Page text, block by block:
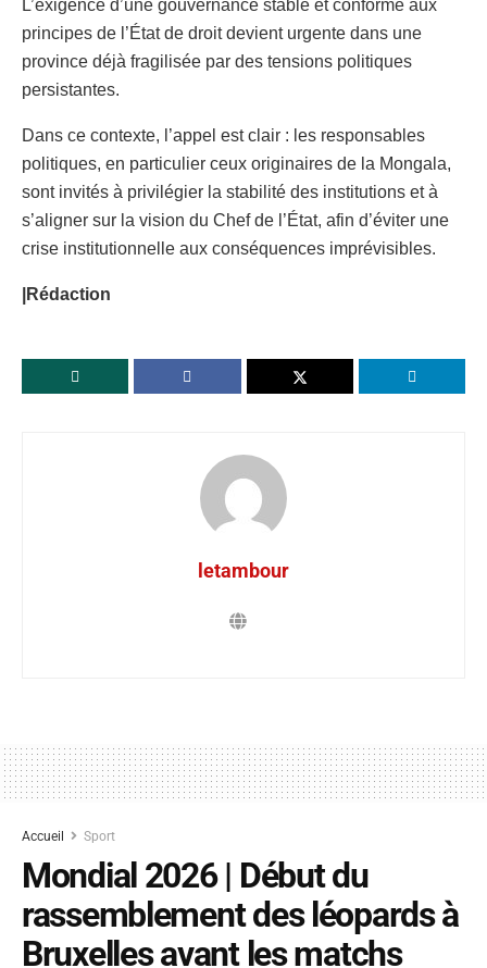
L’exigence d’une gouvernance stable et conforme aux
principes de l’État de droit devient urgente dans une
province déjà fragilisée par des tensions politiques
persistantes.
Dans ce contexte, l’appel est clair : les responsables
politiques, en particulier ceux originaires de la Mongala,
sont invités à privilégier la stabilité des institutions et à
s’aligner sur la vision du Chef de l’État, afin d’éviter une
crise institutionnelle aux conséquences imprévisibles.
|Rédaction
letambour
Accueil Sport
Mondial 2026 | Début du
rassemblement des léopards à
Bruxelles avant les matchs